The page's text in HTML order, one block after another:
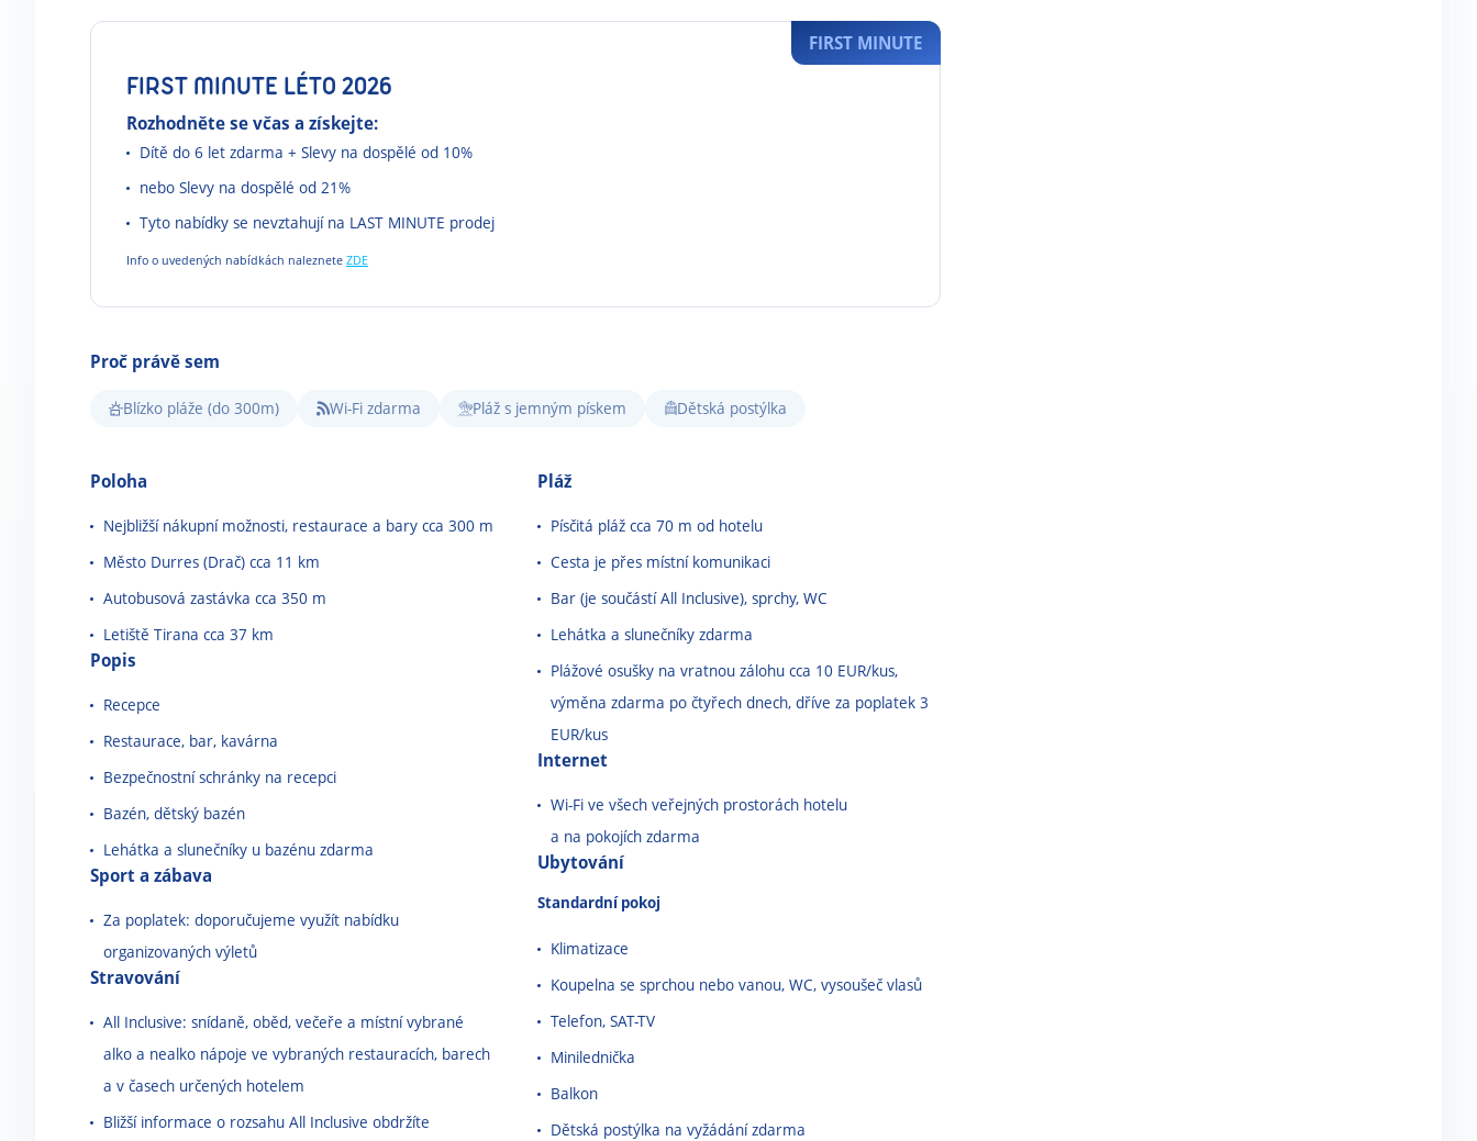
FIRST MINUTE LÉTO 2026
Rozhodněte se včas a získejte:
Dítě do 6 let zdarma + Slevy na dospělé od 10%
nebo Slevy na dospělé od 21%
Tyto nabídky se nevztahují na LAST MINUTE prodej
Info o uvedených nabídkách naleznete ZDE
FIRST MINUTE
Proč právě sem
Blízko pláže (do 300m) Wi-Fi zdarma Pláž s jemným pískem Dětská postýlka
Poloha
Nejbližší nákupní možnosti, restaurace a bary cca 300 m
Město Durres (Drač) cca 11 km
Autobusová zastávka cca 350 m
Letiště Tirana cca 37 km
Popis
Recepce
Restaurace, bar, kavárna
Bezpečnostní schránky na recepci
Bazén, dětský bazén
Lehátka a slunečníky u bazénu zdarma
Sport a zábava
Za poplatek: doporučujeme využít nabídku
organizovaných výletů
Stravování
All Inclusive: snídaně, oběd, večeře a místní vybrané
alko a nealko nápoje ve vybraných restauracích, barech
a v časech určených hotelem
Bližší informace o rozsahu All Inclusive obdržíte
Pláž
Písčitá pláž cca 70 m od hotelu
Cesta je přes místní komunikaci
Bar (je součástí All Inclusive), sprchy, WC
Lehátka a slunečníky zdarma
Plážové osušky na vratnou zálohu cca 10 EUR/kus,
výměna zdarma po čtyřech dnech, dříve za poplatek 3
EUR/kus
Internet
Wi-Fi ve všech veřejných prostorách hotelu
a na pokojích zdarma
Ubytování
Standardní pokoj
Klimatizace
Koupelna se sprchou nebo vanou, WC, vysoušeč vlasů
Telefon, SAT-TV
Minilednička
Balkon
Dětská postýlka na vyžádání zdarma